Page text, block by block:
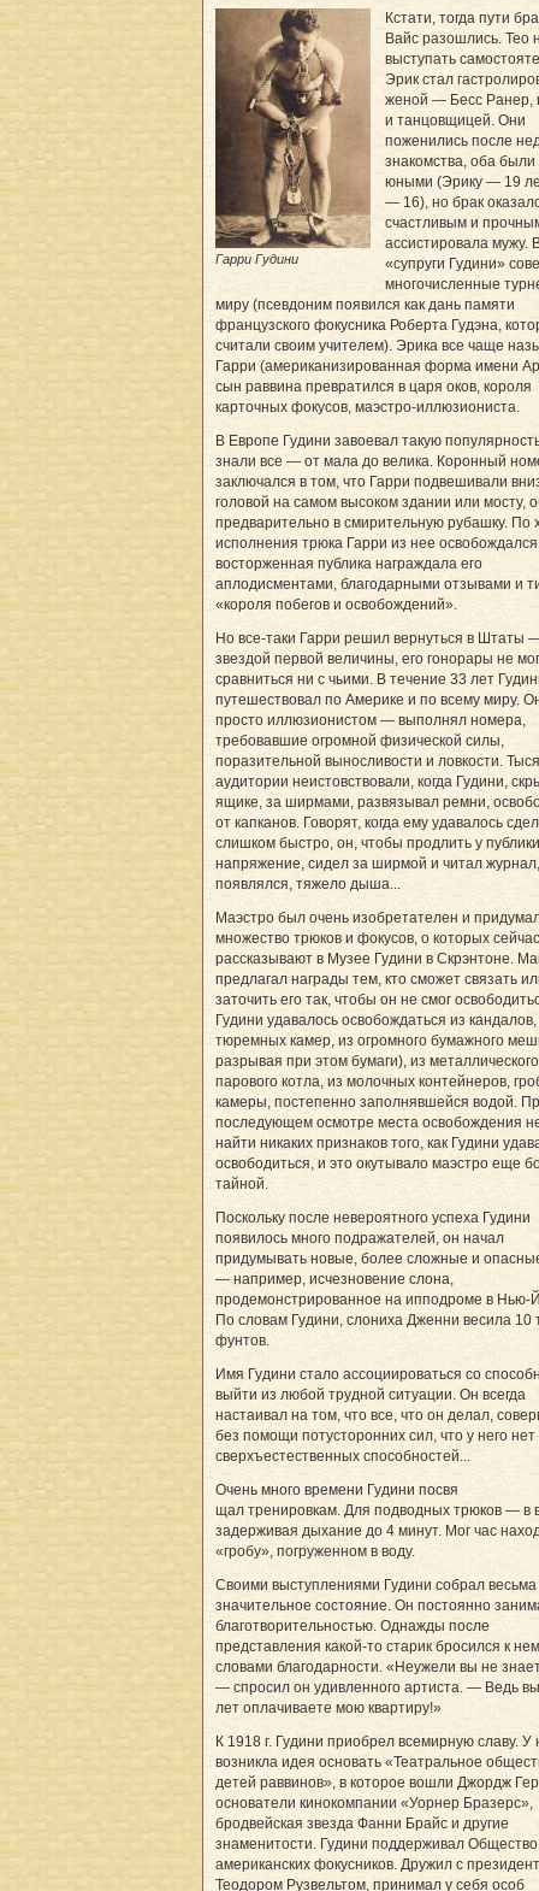
Гарри Гудини
Кстати, тогда пути
Вайс разошлись. Тео
выступать
Эрик стал
женой — Бесс Ранер,
и танцовщицей. Они
поженились после
знакомства, оба были
юными (Эрику — 19
— 16), но брак
счастливым и
ассистировала мужу.
«супруги Гудини»
многочисленные
миру (псевдоним появился как дань памяти
французского фокусника Роберта Гудэна,
считали своим учителем). Эрика все чаще
Гарри (американизированная форма имени
сын раввина превратился в царя оков, короля
карточных фокусов, маэстро-иллюзиониста.
В Европе Гудини завоевал такую
знали все — от мала до велика. Коронный
заключался в том, что Гарри подвешивали
головой на самом высоком здании или мосту,
предварительно в смирительную рубашку. По
исполнения трюка Гарри из нее
восторженная публика награждала его
аплодисментами, благодарными отзывами и
«короля побегов и освобождений».
Но все-таки Гарри решил вернуться в Штаты
звездой первой величины, его гонорары не
сравниться ни с чьими. В течение 33 лет
путешествовал по Америке и по всему миру.
просто иллюзионистом — выполнял номера,
требовавшие огромной физической силы,
поразительной выносливости и ловкости.
аудитории неистовствовали, когда Гудини,
ящике, за ширмами, развязывал ремни,
от капканов. Говорят, когда ему удавалось
слишком быстро, он, чтобы продлить у публики
напряжение, сидел за ширмой и читал
появлялся, тяжело дыша...
Маэстро был очень изобретателен и
множество трюков и фокусов, о которых сейчас
рассказывают в Музее Гудини в Скрэнтоне.
предлагал награды тем, кто сможет связать
заточить его так, чтобы он не смог
Гудини удавалось освобождаться из кандалов,
тюремных камер, из огромного бумажного
разрывая при этом бумаги), из металлического
парового котла, из молочных контейнеров,
камеры, постепенно заполнявшейся водой.
последующем осмотре места освобождения
найти никаких признаков того, как Гудини
освободиться, и это окутывало маэстро еще
тайной.
Поскольку после невероятного успеха Гудини
появилось много подражателей, он начал
придумывать новые, более сложные и
— например, исчезновение слона,
продемонстрированное на ипподроме в Нью-
По словам Гудини, слониха Дженни весила 10
фунтов.
Имя Гудини стало ассоциироваться со
выйти из любой трудной ситуации. Он всегда
настаивал на том, что все, что он делал,
без помощи потусторонних сил, что у него нет
сверхъестественных способностей...
Очень много времени Гудини посвя
щал тренировкам. Для подводных трюков — в
задерживая дыхание до 4 минут. Мог час
«гробу», погруженном в воду.
Своими выступлениями Гудини собрал весьма
значительное состояние. Он постоянно
благотворительностью. Однажды после
представления какой-то старик бросился к
словами благодарности. «Неужели вы не
— спросил он удивленного артиста. — Ведь
лет оплачиваете мою квартиру!»
К 1918 г. Гудини приобрел всемирную славу. У
возникла идея основать «Театральное
детей раввинов», в которое вошли Джордж
основатели кинокомпании «Уорнер Бразерс»,
бродвейская звезда Фанни Брайс и другие
знаменитости. Гудини поддерживал Общество
американских фокусников. Дружил с
Теодором Рузвельтом, принимал у себя особ